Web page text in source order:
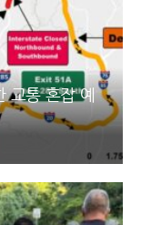
교통 혼잡 예